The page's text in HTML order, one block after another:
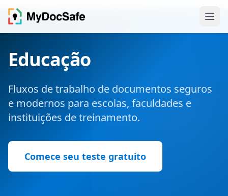
Educação
Fluxos de trabalho de documentos seguros
e modernos para escolas, faculdades e
instituições de treinamento.
Comece seu teste gratuito